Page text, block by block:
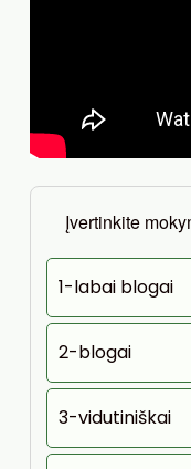
Įvertinkite
1-labai blogai
2-blogai
3-vidutiniškai